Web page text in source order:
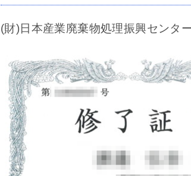
(財)日本産業廃棄物処理振興センタ